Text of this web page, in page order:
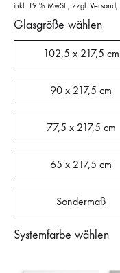
inkl. 19 % MwSt. zzgl. Versand
Glasgröße wählen
102,5 x 217,5 cm
90 x 217,5 cm
77,5 x 217,5 cm
65 x 217,5 cm
Sondermaß
Systemfarbe wählen